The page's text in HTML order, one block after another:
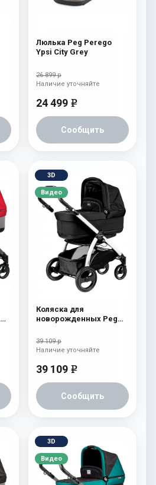
Люлька Peg Perego
Ypsi City Grey
26 899 р
24 499 e
Сообщить
Наличие уточняйте
3D
Видео
Коляска для
новорожденных Peg
(шасси Jet) Onyx
39 109 р
39 109 e
Сообщить
Наличие уточняйте
3D
Видео